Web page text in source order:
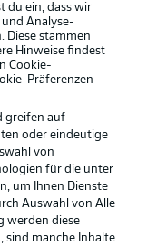
verwalten
du ein, dass wir
Analyse-
Diese stammen
Hinweise findest
Cookie-
Präferenzen
greifen auf
oder eindeutige
von
für die unter
um Ihnen Dienste
Auswahl von Alle
werden diese
sind manche Inhalte